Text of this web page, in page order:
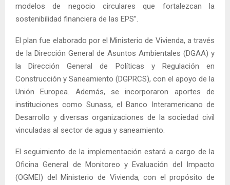
modelos de negocio circulares que fortalezcan la
sostenibilidad financiera de las EPS”.
El plan fue elaborado por el Ministerio de Vivienda, a través
de la Dirección General de Asuntos Ambientales (DGAA) y
la Dirección General de Políticas y Regulación en
Construcción y Saneamiento (DGPRCS), con el apoyo de la
Unión Europea. Además, se incorporaron aportes de
instituciones como Sunass, el Banco Interamericano de
Desarrollo y diversas organizaciones de la sociedad civil
vinculadas al sector de agua y saneamiento.
El seguimiento de la implementación estará a cargo de la
Oficina General de Monitoreo y Evaluación del Impacto
(OGMEI) del Ministerio de Vivienda, con el propósito de